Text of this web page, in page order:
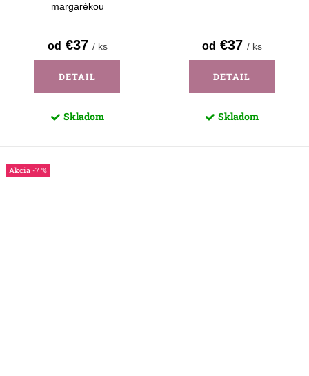
margarékou
od €37 / ks
DETAIL
Skladom
od €37 / ks
DETAIL
Skladom
-7 %